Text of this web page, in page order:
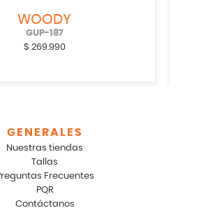
WOODY
GUP-187
$ 269.990
GENERALES
Nuestras tiendas
Tallas
Frecuentes
PQR
Contáctanos